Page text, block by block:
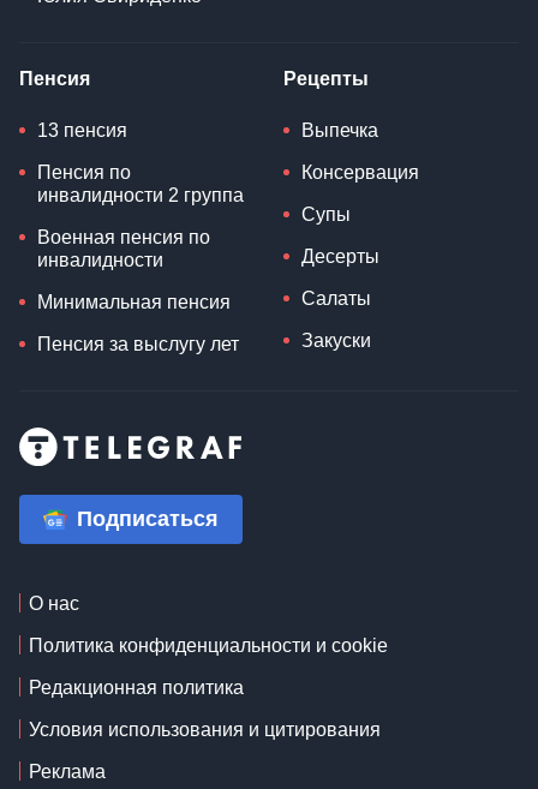
Пенсия
13 пенсия
Пенсия по
инвалидности 2 группа
Военная пенсия по
инвалидности
Минимальная пенсия
Пенсия за выслугу лет
Рецепты
Выпечка
Консервация
Супы
Десерты
Салаты
Закуски
Подписаться
О нас
Политика конфиденциальности и cookie
Редакционная политика
Условия использования и цитирования
Реклама